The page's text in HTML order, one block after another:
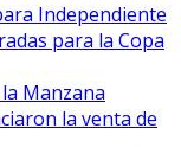
Independiente
para la Copa
Manzana
la venta de